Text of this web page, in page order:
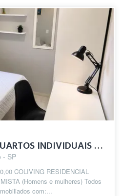
NIMO COLIVING-QUARTOS INDIVIDUAIS 10 MIN DO METRÔ SANTA CRUZ
- SP
COLIVING RESIDENCIAL
(Homens e mulheres) Todos
com:...